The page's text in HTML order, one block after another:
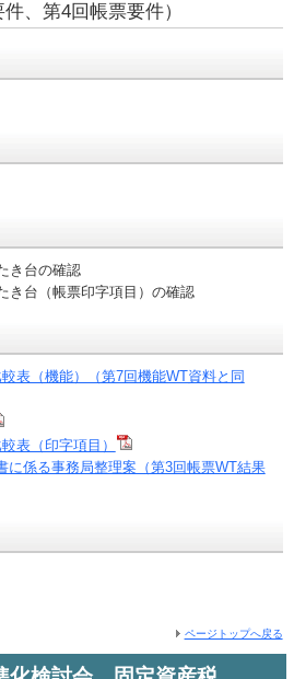
、第4回帳票要件）
き台の確認
き台（帳票印字項目）の確認
表（機能）（第7回機能WT資料と同
表（印字項目）
に係る事務局整理案（第3回帳票WT結果
ページトップへ戻る